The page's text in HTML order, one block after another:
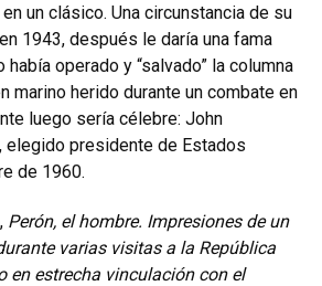
un clásico. Una circunstancia de su
1943, después le daría una fama
había operado y “salvado” la columna
marino herido durante un combate en
luego sería célebre: John
elegido presidente de Estados
de 1960.
Perón, el hombre. Impresiones de un
varias visitas a la República
en estrecha vinculación con el